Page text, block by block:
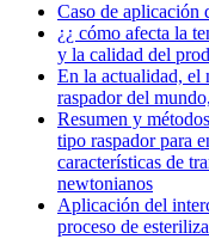
Caso de aplicación
¿¿ cómo afecta la
y la calidad del
En la actualidad, el
raspador del
Resumen y
tipo raspador para
características de
newtonianos
Aplicación del
proceso de